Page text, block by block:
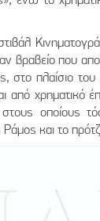
βραβείο που
στο πλαίσιο
από
οποίους
και το